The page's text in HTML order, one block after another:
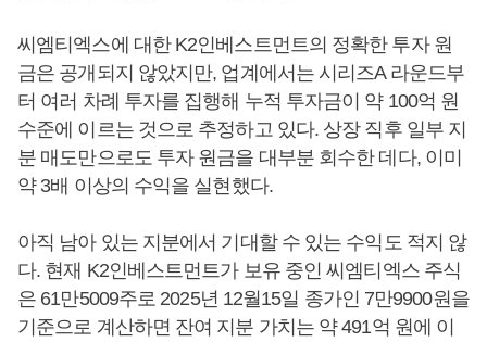
씨엠티엑스에 대한 K2인베스트먼트의 정확한 투자 원
금은 공개되지 않았지만, 업계에서는 시리즈A 라운드부
터 여러 차례 투자를 집행해 누적 투자금이 약 100억 원
수준에 이르는 것으로 추정하고 있다. 상장 직후 일부 지
분 매도만으로도 투자 원금을 대부분 회수한 데다, 이미
약 3배 이상의 수익을 실현했다.
아직 남아 있는 지분에서 기대할 수 있는 수익도 적지 않
다. 현재 K2인베스트먼트가 보유 중인 씨엠티엑스 주식
은 61만5009주로 2025년 12월15일 종가인 7만9900원을
기준으로 계산하면 잔여 지분 가치는 약 491억 원에 이